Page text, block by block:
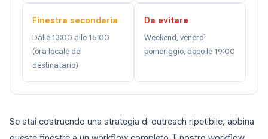
Finestra secondaria
Dalle 13:00 alle 15:00
(ora locale del
destinatario)
Da evitare
Weekend, venerdì
pomeriggio, dopo le 19:00
Se stai costruendo una strategia di outreach ripetibile, abbina